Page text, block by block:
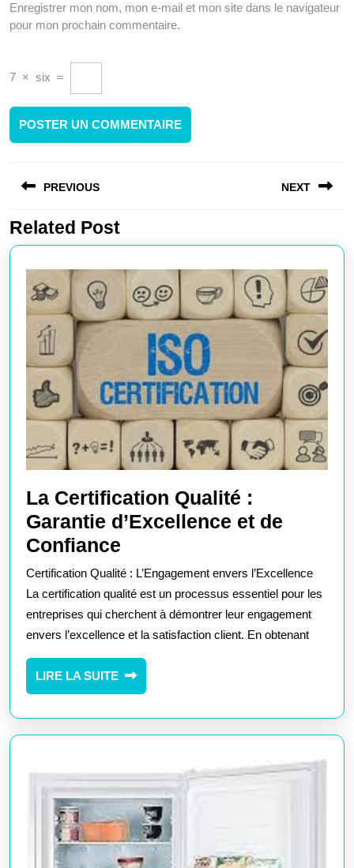
Enregistrer mon nom, mon e-mail et mon site dans le navigateur
pour mon prochain commentaire.
7 × six =
de
l’article
PREVIOUS
Article
précédent
NEXT
suivant
:
Related Post
La Certification Qualité :
Garantie d’Excellence et de
Confiance
Certification
Qualité
:
Garantie
d’Excellence
et
Confiance
Certification Qualité : L’Engagement envers l’Excellence
La certification qualité est un processus essentiel pour les
entreprises qui cherchent à démontrer leur engagement
envers l’excellence et la satisfaction client. En obtenant
LIRE LA SUITE
LIRE
LA